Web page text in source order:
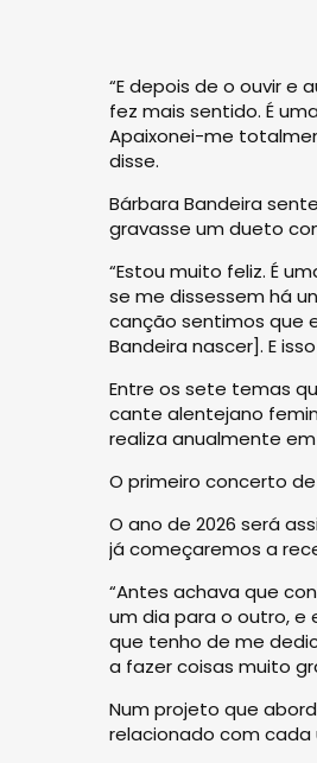
“E depois de o ouvir e
fez mais sentido. É
Apaixonei-me
disse.
Bárbara Bandeira
gravasse um dueto
“Estou muito feliz. É
se me dissessem há
canção sentimos que
Bandeira nascer]. E
Entre os sete temas
cante alentejano
realiza anualmente
O primeiro concerto
O ano de 2026 será
já começaremos a
“Antes achava que
um dia para o outro, e
que tenho de me
a fazer coisas muito
Num projeto que
relacionado com cada